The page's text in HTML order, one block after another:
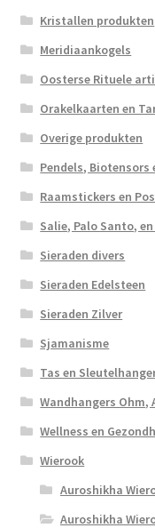
Kristallen produkten
Meridiaankogels
Oosterse Rituele
Orakelkaarten en
Overige produkten
Pendels, Biotensors
Raamstickers en
Salie, Palo Santo,
Sieraden divers
Sieraden Edelsteen
Sieraden Zilver
Sjamanisme
Tas en
Wandhangers Ohm,
Wellness en
Wierook
Auroshikha
Auroshikha